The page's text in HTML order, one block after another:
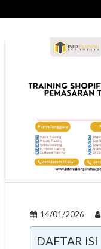
14/01/2026
DAFTAR ISI